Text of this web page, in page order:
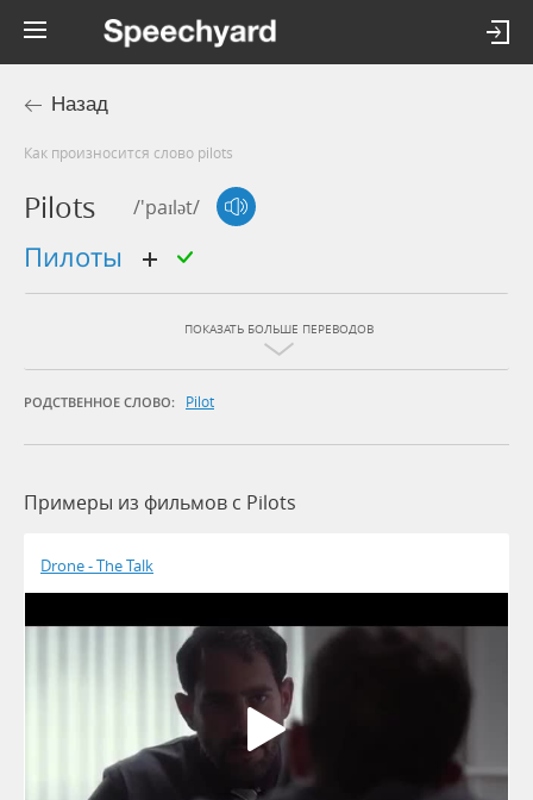
Назад
Как произносится слово pilots
Pilots /'paɪlət/
пилоты
ПОКАЗАТЬ БОЛЬШЕ ПЕРЕВОДОВ
РОДСТВЕННОЕ СЛОВО: Pilot
Примеры из фильмов c Pilots
Drone - The Talk